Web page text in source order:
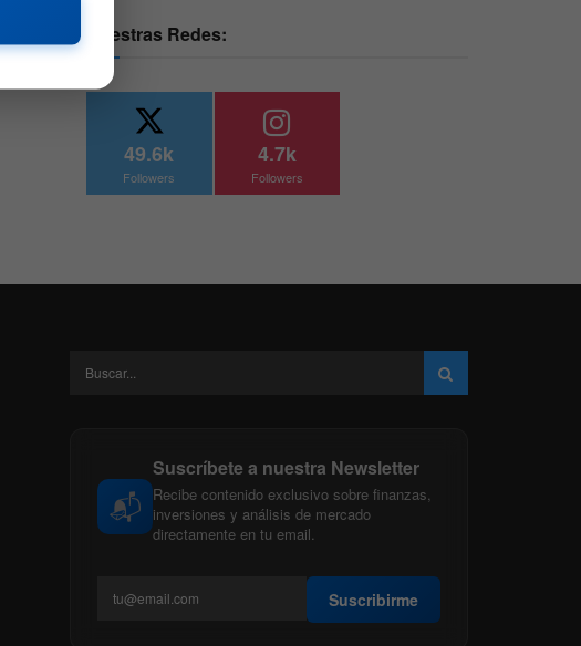
Nuestras Redes:
49.6k
Followers
4.7k
Followers
📬
Suscríbete a nuestra Newsletter
Recibe contenido exclusivo sobre finanzas,
inversiones y análisis de mercado
directamente en tu email.
Suscribirme